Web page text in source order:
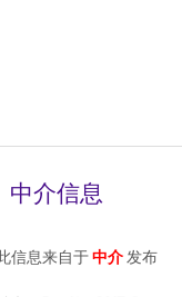
中介信息
信息来自于中介发布